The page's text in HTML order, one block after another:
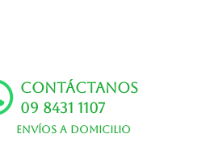
Contáctanos
09 8431 1107
Envíos a domicilio